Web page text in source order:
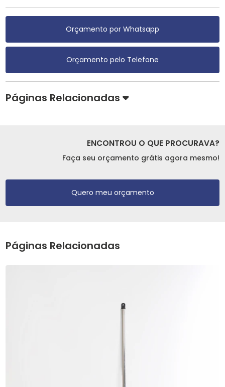
Orçamento por Whatsapp
Orçamento pelo Telefone
Páginas Relacionadas
ENCONTROU O QUE PROCURAVA?
Faça seu orçamento grátis agora mesmo!
Quero meu orçamento
Páginas Relacionadas